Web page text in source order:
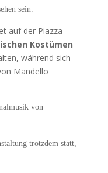
sein.
auf der Piazza
Kostümen
während sich
Mandello
von
trotzdem statt,